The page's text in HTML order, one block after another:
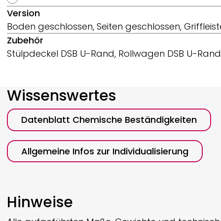
Version
Boden geschlossen, Seiten geschlossen,
Zubehör
Stülpdeckel DSB U-Rand, Rollwagen DSB U-Rand
Wissenswertes
Datenblatt Chemische Beständigkeiten
Allgemeine Infos zur Individualisierung
Hinweise